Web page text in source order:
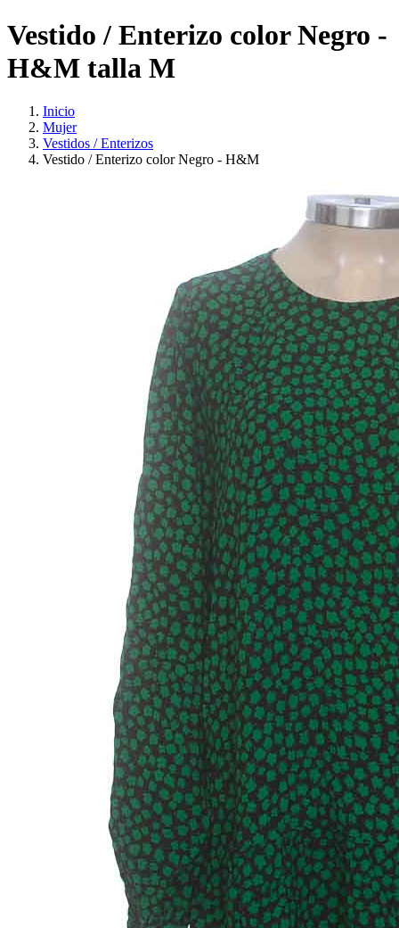
Vestido / Enterizo color Negro -
H&M talla M
Inicio
Mujer
Vestidos / Enterizos
Vestido / Enterizo color Negro - H&M